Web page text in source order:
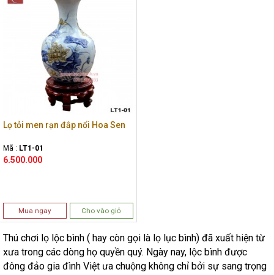
Lọ tỏi men rạn đắp nổi Hoa Sen
Mã : LT1-01
6.500.000
Mua ngay Cho vào giỏ
Thú chơi lọ lộc bình ( hay còn gọi là lọ lục bình) đã xuất hiện từ
xưa trong các dòng họ quyền quý. Ngày nay, lộc bình được
đông đảo gia đình Việt ưa chuộng không chỉ bởi sự sang trọng